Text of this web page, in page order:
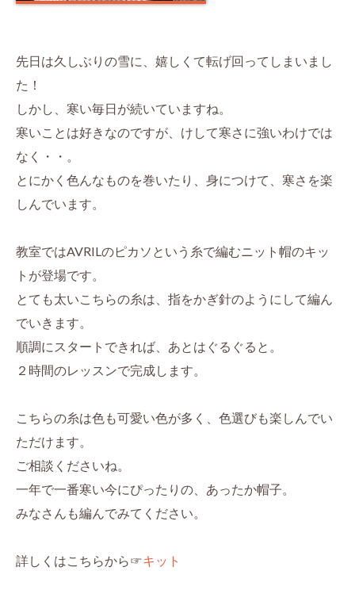
先日は久しぶりの雪に、嬉しくて転げ回ってしまいまし
た！
しかし、寒い毎日が続いていますね。
寒いことは好きなのですが、けして寒さに強いわけでは
なく・・。
とにかく色んなものを巻いたり、身につけて、寒さを楽
しんでいます。
教室ではAVRILのピカソという糸で編むニット帽のキッ
トが登場です。
とても太いこちらの糸は、指をかぎ針のようにして編ん
でいきます。
順調にスタートできれば、あとはぐるぐると。
２時間のレッスンで完成します。
こちらの糸は色も可愛い色が多く、色選びも楽しんでい
ただけます。
ご相談くださいね。
一年で一番寒い今にぴったりの、あったか帽子。
みなさんも編んでみてください。
詳しくはこちらから☞キット